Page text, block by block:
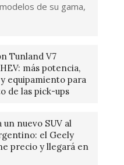
de su gama,
Tunland V7
más potencia,
equipamiento para
de las pick-ups
un nuevo SUV al
el Geely
precio y llegará en